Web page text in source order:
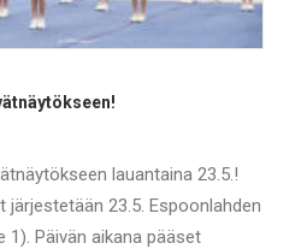
lauantaina 23.5.!
23.5. Espoonlahden
1). Päivän aikana pääset